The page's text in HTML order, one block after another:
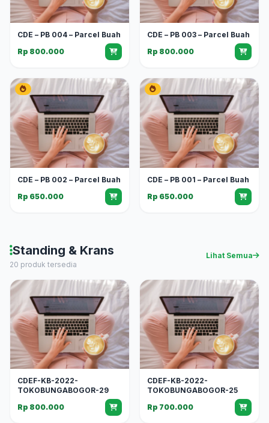
CDE – PB 004 – Parcel Buah
Rp 800.000
CDE – PB 003 – Parcel Buah
Rp 800.000
CDE – PB 002 – Parcel Buah
Rp 650.000
CDE – PB 001 – Parcel Buah
Rp 650.000
Standing & Krans
20 produk tersedia
Lihat Semua
CDEF-KB-2022-
TOKOBUNGABOGOR-29
Rp 800.000
CDEF-KB-2022-
TOKOBUNGABOGOR-25
Rp 700.000